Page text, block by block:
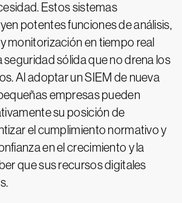
Estos sistemas
potentes funciones de análisis,
monitorización en tiempo real
seguridad sólida que no drena los
Al adoptar un SIEM de nueva
empresas pueden
su posición de
el cumplimiento normativo y
en el crecimiento y la
que sus recursos digitales